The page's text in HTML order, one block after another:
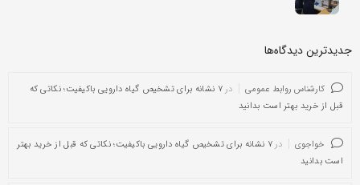
جدیدترین دیدگاه‌‌ها
کارشناس روابط عمومی در
۷ نشانه برای تشخیص گیاه دارویی باکیفیت؛ نکاتی که
قبل از خرید بهتر است بدانید
خواجوی در
۷ نشانه برای تشخیص گیاه دارویی باکیفیت؛ نکاتی که قبل از خرید بهتر
است بدانید